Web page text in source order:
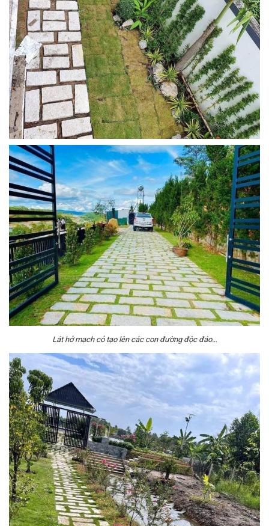
Lát hở mạch cỏ tạo lên các con đường độc đáo…